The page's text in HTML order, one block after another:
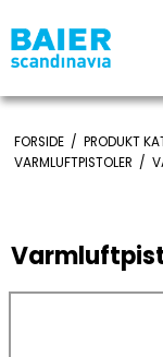
FORSIDE / PRODUKT
VARMLUFTPISTOLER /